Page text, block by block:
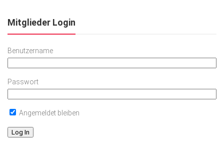
Mitglieder Login
Benutzername
Passwort
Angemeldet bleiben